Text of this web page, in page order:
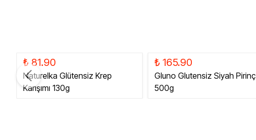
₺ 81.90
Naturelka Glütensiz Krep
Karışımı 130g
₺ 165.90
Gluno Glutensiz Siyah Pirinç
500g